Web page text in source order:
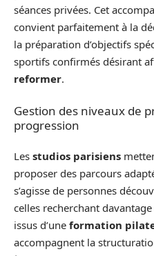
séances privées. Cet
convient parfaitement à la
la préparation d’objectifs
sportifs confirmés désirant
reformer.
Gestion des niveaux de
progression
Les studios parisiens
proposer des parcours
s’agisse de personnes
celles recherchant
issus d’une formation
accompagnent la